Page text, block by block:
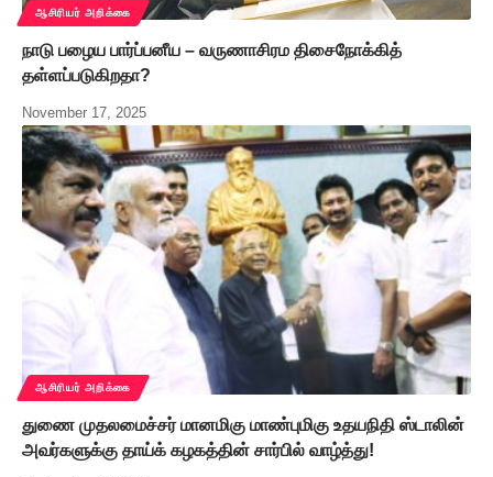
ஆசிரியர் அறிக்கை
நாடு பழைய பார்ப்பனீய – வருணாசிரம திசைநோக்கித்
தள்ளப்படுகிறதா?
November 17, 2025
ஆசிரியர் அறிக்கை
துணை முதலமைச்சர் மானமிகு மாண்புமிகு உதயநிதி ஸ்டாலின்
அவர்களுக்கு தாய்க் கழகத்தின் சார்பில் வாழ்த்து!